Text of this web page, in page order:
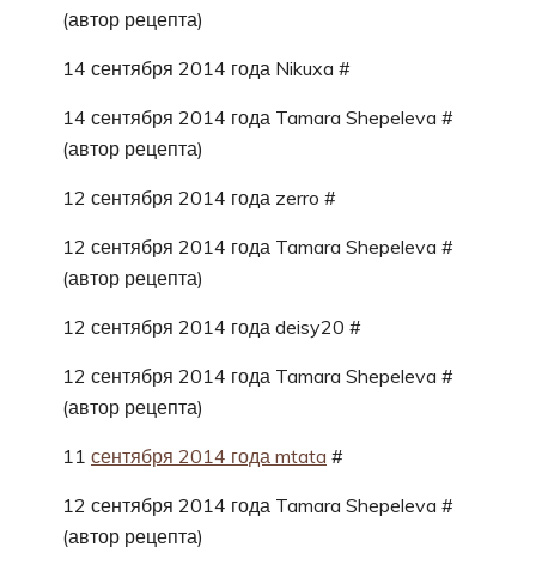
(автор рецепта)
14 сентября 2014 года Nikuxa #
14 сентября 2014 года Tamara Shepeleva #
(автор рецепта)
12 сентября 2014 года zerro #
12 сентября 2014 года Tamara Shepeleva #
(автор рецепта)
12 сентября 2014 года deisy20 #
12 сентября 2014 года Tamara Shepeleva #
(автор рецепта)
11 сентября 2014 года mtata #
12 сентября 2014 года Tamara Shepeleva #
(автор рецепта)